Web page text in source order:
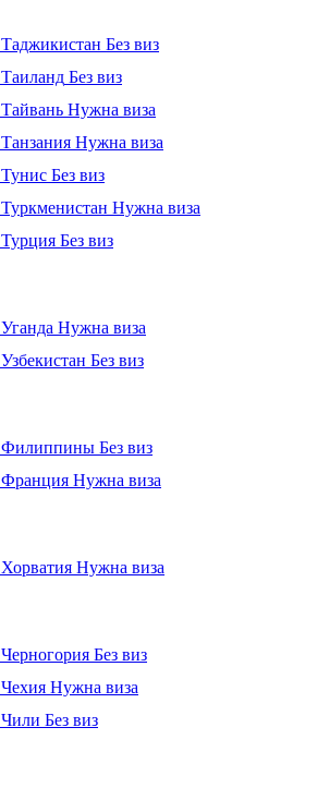
Таджикистан Без виз
Таиланд Без виз
Тайвань Нужна виза
Танзания Нужна виза
Тунис Без виз
Туркменистан Нужна виза
Турция Без виз
Уганда Нужна виза
Узбекистан Без виз
Филиппины Без виз
Франция Нужна виза
Хорватия Нужна виза
Черногория Без виз
Чехия Нужна виза
Чили Без виз